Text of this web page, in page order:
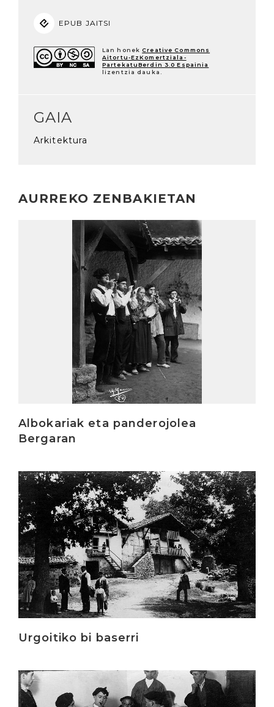
EPUB JAITSI
Lan honek Creative Commons
Aitortu-EzKomertziala-
PartekatuBerdin 3.0 Espainia
lizentzia dauka.
GAIA
Arkitektura
AURREKO ZENBAKIETAN
Albokariak eta panderojolea
Bergaran
Urgoitiko bi baserri
Irakurri
Irakurri